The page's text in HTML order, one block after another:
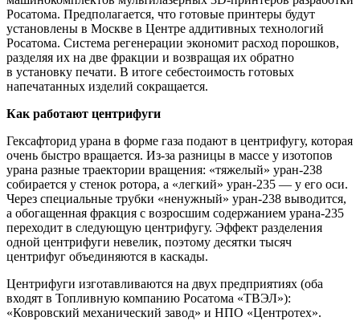
Росатома. Предполагается, что готовые принтеры будут
установлены в Москве в Центре аддитивных технологий
Росатома. Cистема регенерации экономит расход порошков,
разделяя их на две фракции и возвращая их обратно
в установку печати. В итоге себестоимость готовых
напечатанных изделий сокращается.
Как работают центрифуги
Гексафторид урана в форме газа подают в центрифугу, которая
очень быстро вращается. Из-за разницы в массе у изотопов
урана разные траектории вращения: «тяжелый» уран‑238
собирается у стенок ротора, а «легкий» уран‑235 — ​у его оси.
Через специальные трубки «ненужный» уран‑238 выводится,
а обогащенная фракция с возросшим содержанием урана‑235
переходит в следующую центрифугу. Эффект разделения
одной центрифуги невелик, поэтому десятки тысяч
центрифуг объединяются в каскады.
Центрифуги изготавливаются на двух предприятиях (оба
входят в Топливную компанию Росатома «ТВЭЛ»):
«Ковровский механический завод» и НПО «Центротех».